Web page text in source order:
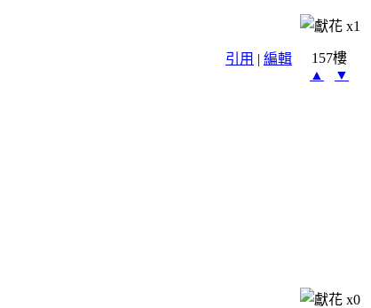
x1
引用 | 編輯
157樓
▲
▼
x0